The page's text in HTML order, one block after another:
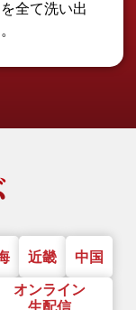
全て洗い出
近畿 中国
オンライン